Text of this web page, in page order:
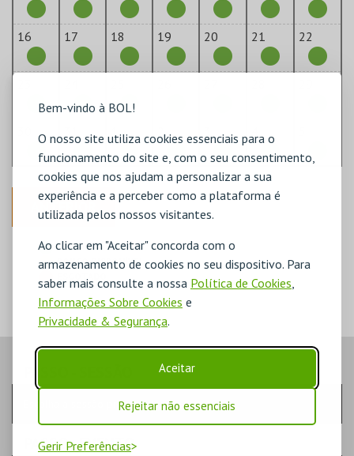
Bem-vindo à BOL!
O nosso site utiliza cookies essenciais para o
funcionamento do site e, com o seu consentimento,
cookies que nos ajudam a personalizar a sua
experiência e a perceber como a plataforma é
utilizada pelos nossos visitantes.
Ao clicar em "Aceitar" concorda com o
armazenamento de cookies no seu dispositivo. Para
saber mais consulte a nossa Política de Cookies,
Informações Sobre Cookies e
Privacidade & Segurança.
Aceitar
Rejeitar não essenciais
Gerir Preferências
16 17 18 19 20 21 22
1 2
ANTERIOR
DISPONÍVEL
POUCO DISPONÍVEL
ESGOTADO
Escolha a sessão pretendida
PASSO- EVENTO